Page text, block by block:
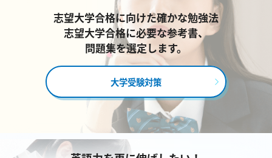
志望大学合格に向けた確かな勉強法
志望大学合格に必要な参考書、
問題集を選定します。
大学受験対策